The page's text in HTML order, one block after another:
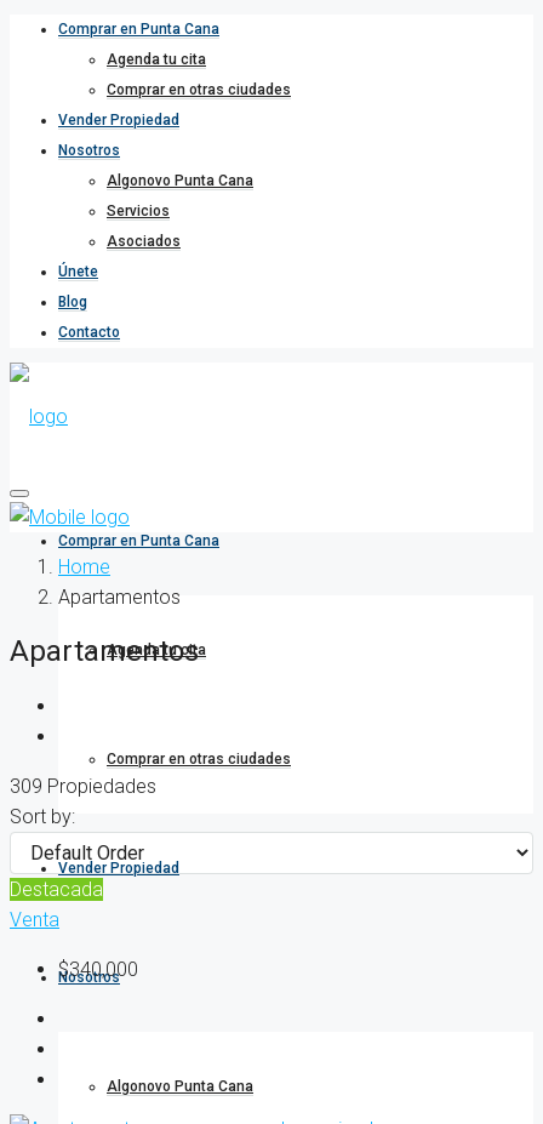
Comprar en Punta Cana
Agenda tu cita
Comprar en otras ciudades
Vender Propiedad
Nosotros
Algonovo Punta Cana
Servicios
Asociados
Únete
Blog
Contacto
Comprar en Punta Cana
Agenda tu cita
Comprar en otras ciudades
Vender Propiedad
Nosotros
Algonovo Punta Cana
Home
Apartamentos
Apartamentos
309 Propiedades
Sort by:
Destacada
Venta
$340,000